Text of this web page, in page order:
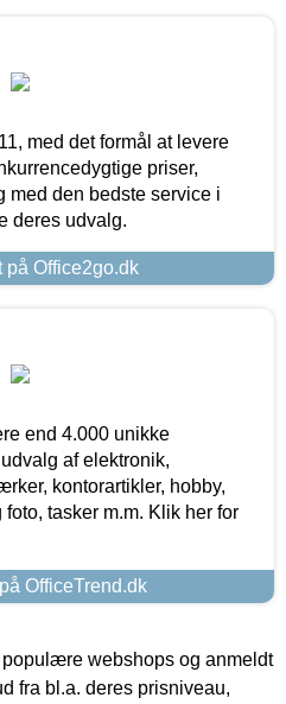
med det formål at levere
priser,
med den bedste service i
deres udvalg.
på Office2go.dk
end 4.000 unikke
af elektronik,
kontorartikler, hobby,
tasker m.m. Klik her for
OfficeTrend.dk
webshops og anmeldt
fra bl.a. deres prisniveau,